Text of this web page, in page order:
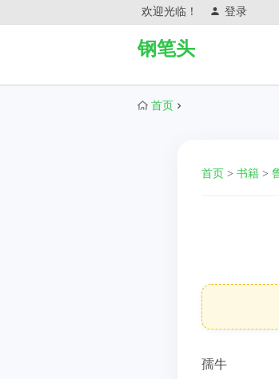
欢迎光临！ 登录
钢笔头
首页
首页 > 书籍 >
孺牛